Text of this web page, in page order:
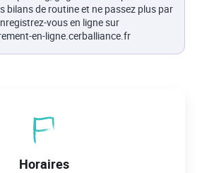
bilans de routine et ne passez plus par
vous en ligne sur
en-ligne.cerballiance.fr
Horaires